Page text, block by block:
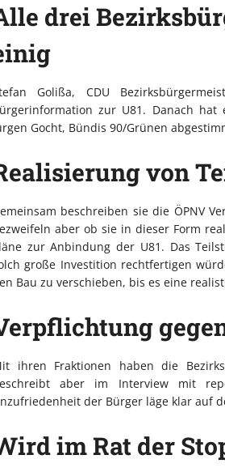
drei
Golißa, CDU
zur U81. Danach
Gocht, Bündis 90/Grünen
von
beschreiben sie die ÖPNV
aber ob sie in dieser Form
zur Anbindung der U81. Das
große Investition rechtfertigen
Bau zu verschieben, bis es eine
ihren Fraktionen haben die
aber im Interview mit
der Bürger läge klar auf
im Rat der